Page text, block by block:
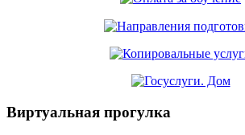
Виртуальная прогулка